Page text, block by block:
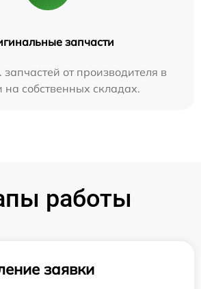
запчасти
от производителя в
на собственных складах.
работы
заявки